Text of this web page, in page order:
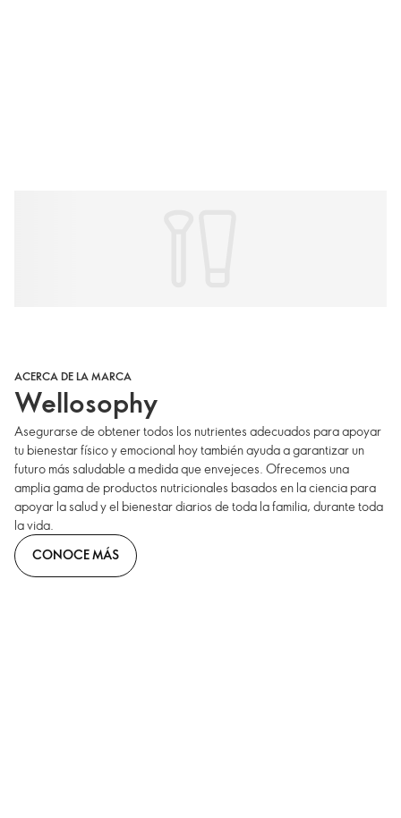
ACERCA DE LA MARCA
Wellosophy
Asegurarse de obtener todos los nutrientes adecuados para apoyar
tu bienestar físico y emocional hoy también ayuda a garantizar un
futuro más saludable a medida que envejeces. Ofrecemos una
amplia gama de productos nutricionales basados en la ciencia para
apoyar la salud y el bienestar diarios de toda la familia, durante toda
la vida.
CONOCE MÁS